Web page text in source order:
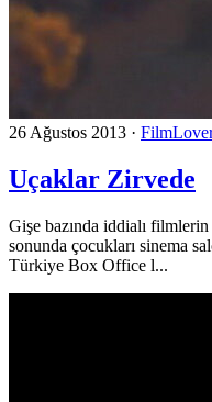
26 Ağustos 2013 ·
Uçaklar Zirvede
Gişe bazında iddialı
sonunda çocukları sinema
Türkiye Box Office l...